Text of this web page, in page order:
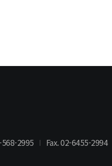
2995 Fax. 02-6455-2994